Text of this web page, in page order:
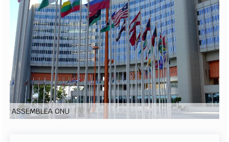
EXTRA
CODICI RUBRICHE LIBRI PROCEEDINGS PUBBLICITÀ CONTATTI
SOCIAL MEDIA
ASSEMBLEA ONU